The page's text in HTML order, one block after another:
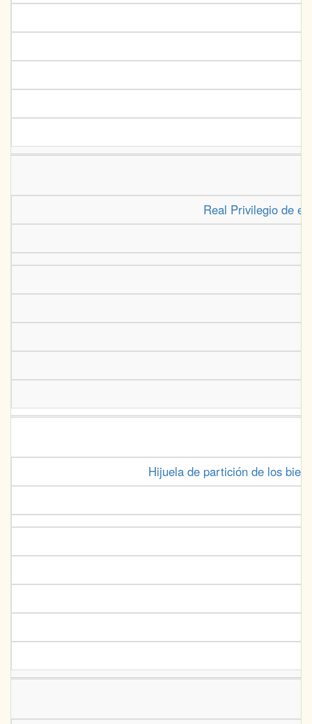
Real Privilegio de
Hijuela de partición de los